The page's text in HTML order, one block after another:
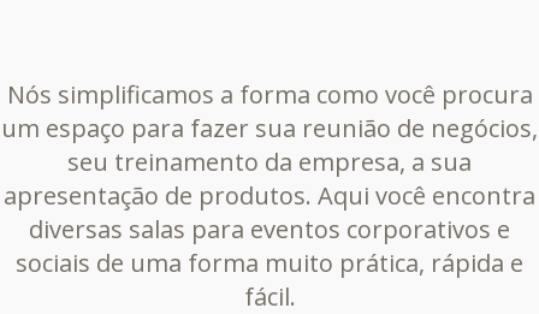
Nós simplificamos a forma como você procura
um espaço para fazer sua reunião de negócios,
seu treinamento da empresa, a sua
apresentação de produtos. Aqui você encontra
diversas salas para eventos corporativos e
sociais de uma forma muito prática, rápida e
fácil.